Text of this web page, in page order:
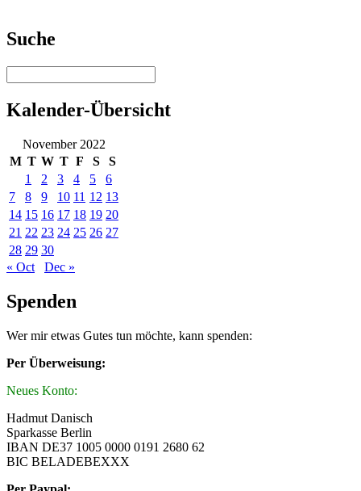
Suche
Kalender-Übersicht
November 2022
M T W T F S
S
1
2 3 4 5
6
7
8 9 10 11 12 13
14 15 16 17 18 19 20
21 22 23 24 25 26 27
28 29 30
« Oct
Dec »
Spenden
Wer mir etwas Gutes tun möchte, kann spenden:
Per Überweisung:
Neues Konto:
Hadmut Danisch
Sparkasse Berlin
IBAN DE37 1005 0000 0191 2680 62
BIC BELADEBEXXX